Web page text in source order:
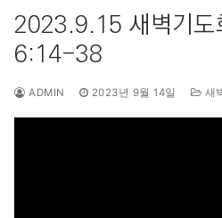
2023.9.15 새벽기
6:14-38
ADMIN 2023년 9월 14일 새